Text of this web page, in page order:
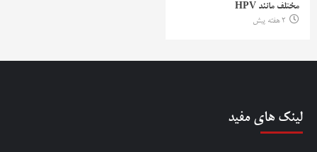
مختلف مانند HPV
2 هفته پیش
لینک های مفید